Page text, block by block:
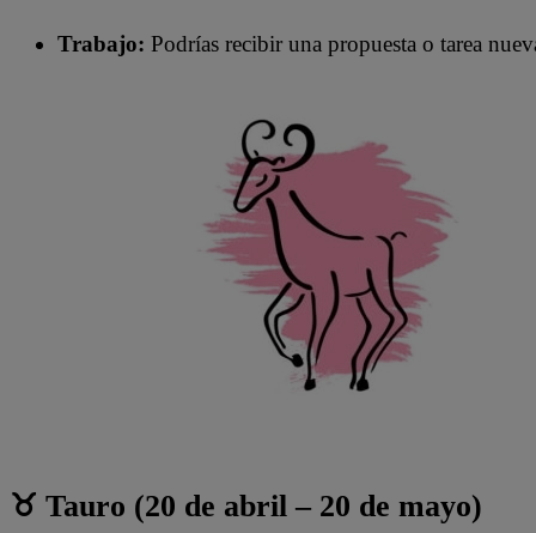
Trabajo: Podrías recibir una propuesta o tarea
♉ Tauro (20 de abril – 20 de mayo)